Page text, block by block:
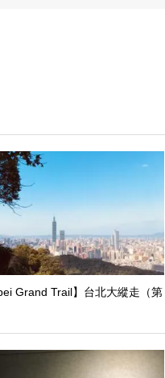
Grand Trail】台北大縱走（第